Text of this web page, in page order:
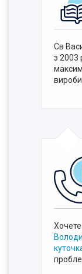
Св
з 2003
вироби